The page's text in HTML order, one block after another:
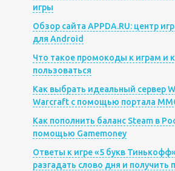
игры
Обзор сайта APPDA.RU: центр
для Android
Что такое промокоды к играм и
пользоваться
Как выбрать идеальный сервер
Warcraft с помощью портала
Как пополнить баланс Steam в
помощью Gamemoney
Ответы к игре «5 букв
разгадать слово дня и получить